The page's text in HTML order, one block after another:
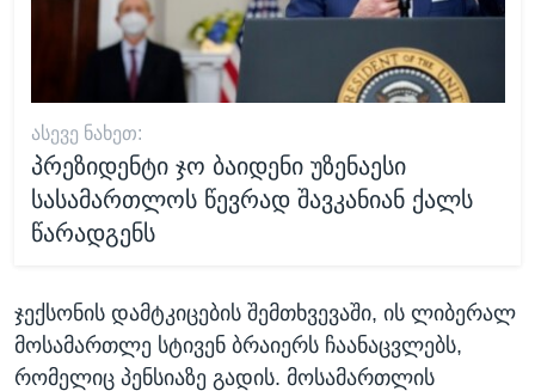
ᲐᲡᲔᲕᲔ ᲜᲐᲮᲔᲗ:
პრეზიდენტი ჯო ბაიდენი უზენაესი
სასამართლოს წევრად შავკანიან ქალს
წარადგენს
ჯექსონის დამტკიცების შემთხვევაში, ის ლიბერალ
მოსამართლე სტივენ ბრაიერს ჩაანაცვლებს,
რომელიც პენსიაზე გადის. მოსამართლის